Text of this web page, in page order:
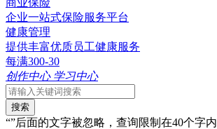
商业保险
企业一站式保险服务平台
健康管理
提供丰富优质员工健康服务
每满300-30
创作中心 学习中心
搜索
“”后面的文字被忽略，查询限制在40个字内